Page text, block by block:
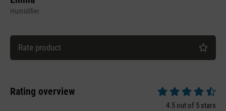
Humidifier
Rate product
Rating overview
Average rating of
4.5 out of 5 stars